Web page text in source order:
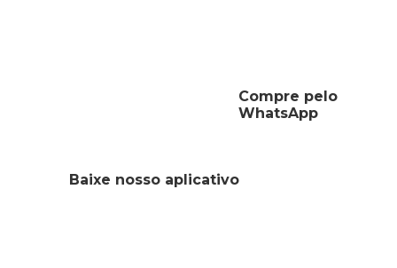
Compre pelo
WhatsApp
Baixe nosso aplicativo